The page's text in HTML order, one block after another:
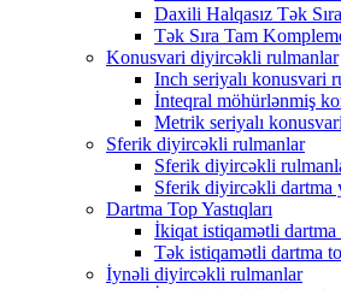
Daxili Halqasız Tək
Tək Sıra Tam
Konusvari diyircəkli rulmanlar
Inch seriyalı konusvari
İnteqral möhürlənmiş
Metrik seriyalı
Sferik diyircəkli rulmanlar
Sferik diyircəkli
Sferik diyircəkli dartma
Dartma Top Yastıqları
İkiqat istiqamətli dartma
Tək istiqamətli dartma
İynəli diyircəkli rulmanlar